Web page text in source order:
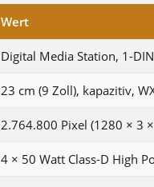
Wert
Digital Media Station, 1-
23 cm (9 Zoll), kapazitiv,
2.764.800 Pixel (1280 × 3
4 × 50 Watt Class-D High